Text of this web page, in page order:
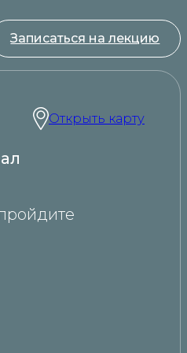
Записаться на лекцию
Открыть карту